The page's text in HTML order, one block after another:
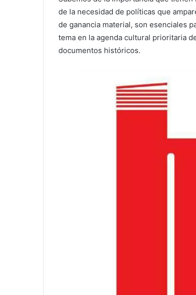
de la necesidad de políticas que
de ganancia material, son esenciales
tema en la agenda cultural prioritaria
documentos históricos.